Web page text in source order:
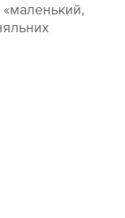
«маленький,